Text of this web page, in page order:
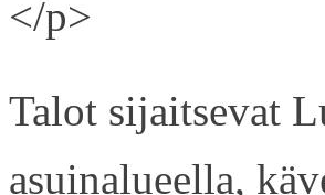
</p>
Talot sijaitsevat
asuinalueella,